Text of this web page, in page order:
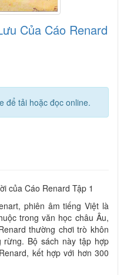
Của Cáo Renard
để tải hoặc đọc online.
của Cáo Renard Tập 1
phiên âm tiếng Việt là
trong văn học châu Âu,
thường chơi trò khôn
Bộ sách này tập hợp
kết hợp với hơn 300